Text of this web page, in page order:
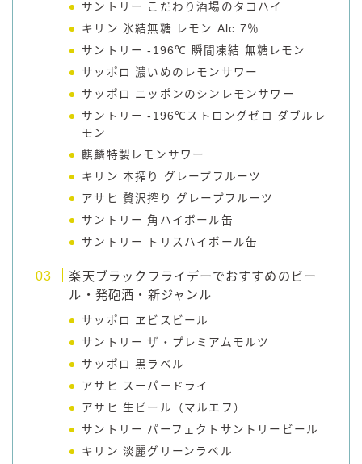
サントリー こだわり酒場のタコハイ
キリン 氷結無糖 レモン Alc.7％
サントリー ‐196℃ 瞬間凍結 無糖レモン
サッポロ 濃いめのレモンサワー
サッポロ ニッポンのシンレモンサワー
サントリー ‐196℃ストロングゼロ ダブルレ
モン
麒麟特製レモンサワー
キリン 本搾り グレープフルーツ
アサヒ 贅沢搾り グレープフルーツ
サントリー 角ハイボール缶
サントリー トリスハイボール缶
楽天ブラックフライデーでおすすめのビー
ル・発砲酒・新ジャンル
サッポロ ヱビスビール
サントリー ザ・プレミアムモルツ
サッポロ 黒ラベル
アサヒ スーパードライ
アサヒ 生ビール（マルエフ）
サントリー パーフェクトサントリービール
キリン 淡麗グリーンラベル